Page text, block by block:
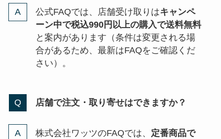
公式FAQでは、店舗受け取りはキャンペ
ーン中で税込990円以上の購入で送料無料
と案内があります（条件は変更される場
合があるため、最新はFAQをご確認くだ
さい）。
店舗で注文・取り寄せはできますか？
株式会社ワッツのFAQでは、 定番商品で